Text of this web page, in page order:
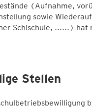
(Aufnahme,
sowie
Schischule, ......) hat
Stellen